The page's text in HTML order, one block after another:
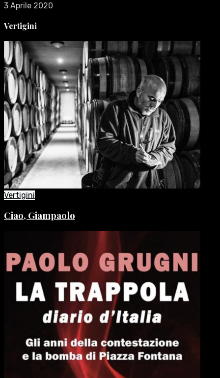
3 Aprile 2020
Vertigini
Vertigini
Ciao, Giampaolo